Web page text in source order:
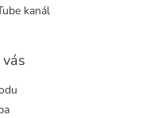
kanál